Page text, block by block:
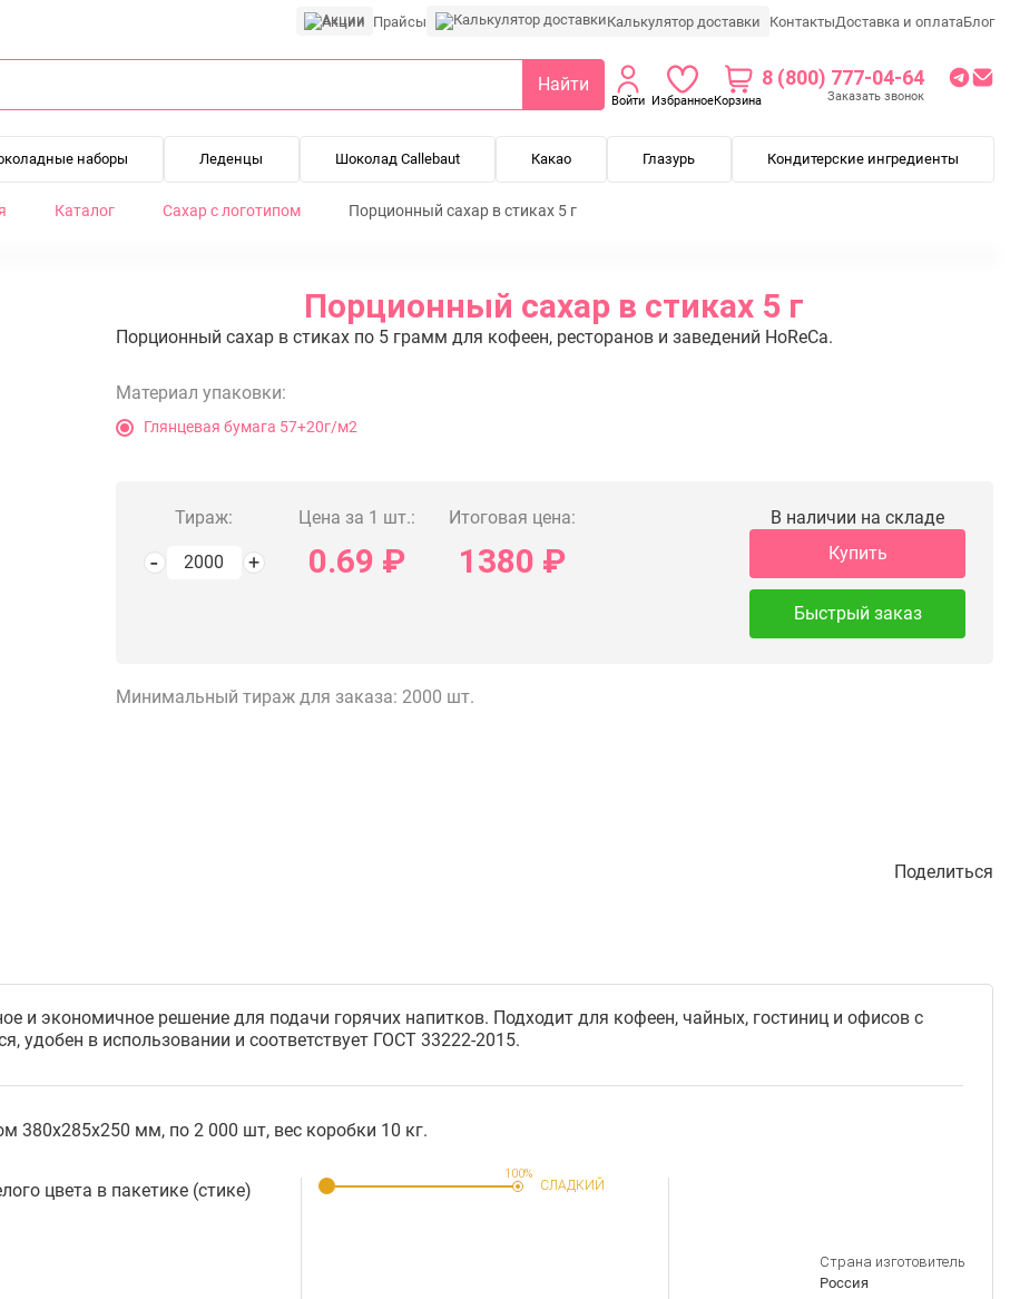
Акции Прайсы Калькулятор доставки КонтактыДоставка и оплатаБлог
Найти
Войти ИзбранноеКорзина
8 (800) 777-04-64
Заказать звонок
наборы Леденцы Шоколад Callebaut Какао Глазурь Кондитерские ингредиенты
Каталог Сахар с логотипом Порционный сахар в стиках 5 г
Порционный сахар в стиках 5 г
Порционный сахар в стиках по 5 грамм для кофеен, ресторанов и заведений HoReCa.
Материал упаковки:
Глянцевая бумага 57+20г/м2
Тираж: Цена за 1 шт.:
0.69 ₽
Итоговая цена:
1380 ₽
В наличии на складе
Купить
Быстрый заказ
Минимальный тираж для заказа: 2000 шт.
Поделиться
и экономичное решение для подачи горячих напитков. Подходит для кофеен, чайных, гостиниц и офисов с
удобен в использовании и соответствует ГОСТ 33222-2015.
380х285х250 мм, по 2 000 шт, вес коробки 10 кг.
цвета в пакетике (стике)
100%
СЛАДКИЙ
Страна изготовитель
Россия